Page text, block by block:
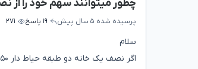
چطور میتوانند سهم خود را از
پرسیده شده ۵ سال پیش ۱۹ پاسخ ۲۷۱
سلام